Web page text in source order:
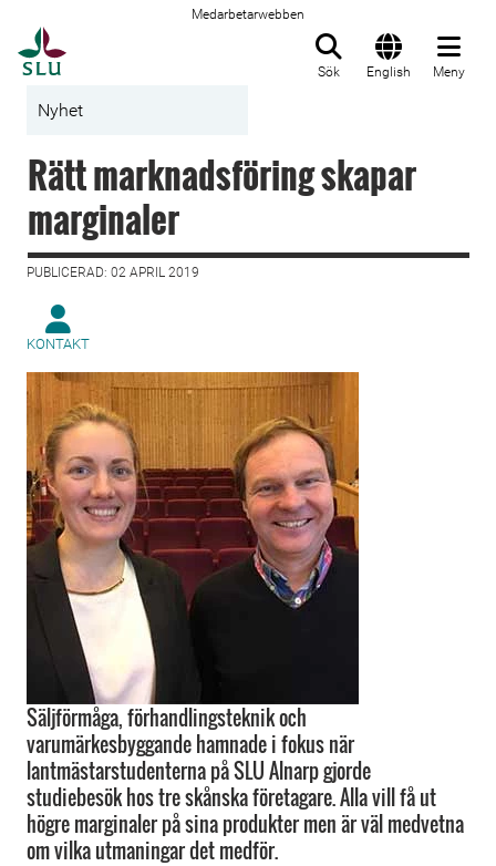
Medarbetarwebben
Sök English Meny
Nyhet
Rätt marknadsföring skapar
marginaler
PUBLICERAD: 02 APRIL 2019
KONTAKT
Säljförmåga, förhandlingsteknik och
varumärkesbyggande hamnade i fokus när
lantmästarstudenterna på SLU Alnarp gjorde
studiebesök hos tre skånska företagare. Alla vill få ut
högre marginaler på sina produkter men är väl medvetna
om vilka utmaningar det medför.